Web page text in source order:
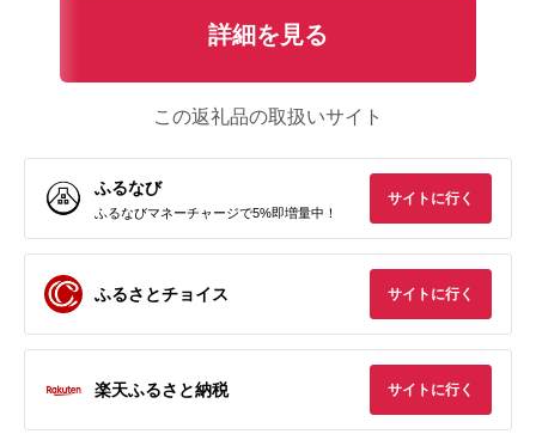
詳細を見る
この返礼品の取扱いサイト
ふるなび
ふるなびマネーチャージで5%即増量中！
サイトに行く
ふるさとチョイス サイトに行く
楽天ふるさと納税 サイトに行く